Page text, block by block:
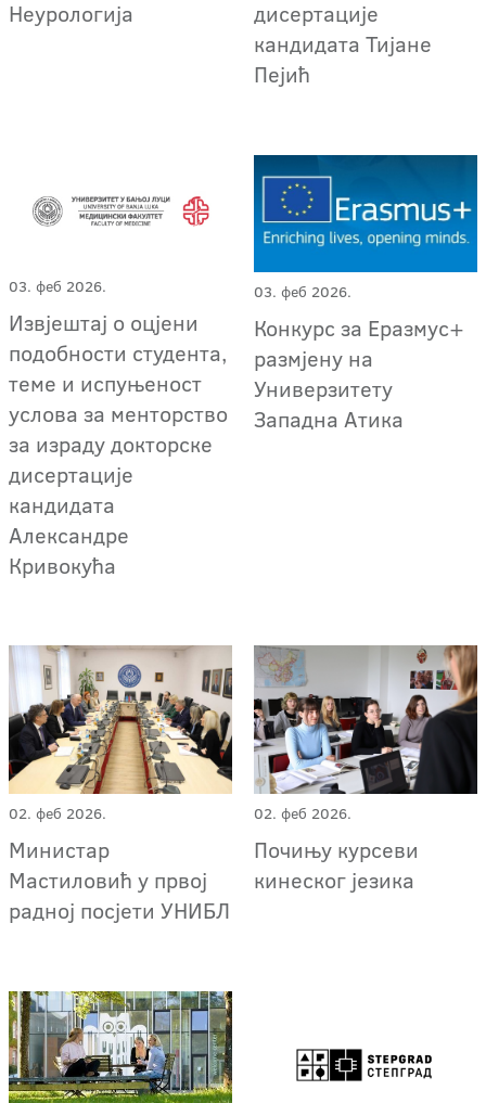
Неурологија
дисертације
кандидата Тијане
Пејић
03. феб 2026.
Извјештај о оцјени
подобности студента,
теме и испуњеност
услова за менторство
за израду докторске
дисертације
кандидата
Александре
Кривокућа
03. феб 2026.
Конкурс за Еразмус+
размјену на
Универзитету
Западна Атика
02. феб 2026.
Министар
Мастиловић у првој
радној посјети УНИБЛ
02. феб 2026.
Почињу курсеви
кинеског језика